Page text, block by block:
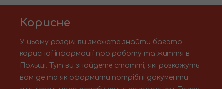
Корисне
У цьому розділі ви зможете знайти багато
корисної інформації про роботу та життя в
Польщі. Тут ви знайдете статті, які розкажуть
вам де та як оформити потрібні документи